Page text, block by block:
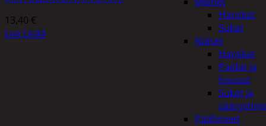
Hanskat
Sukat
Naiset
Hanskat
Paidat ja
housut
Sukat ja
Päähineet
13,40 €
Lue Lisää